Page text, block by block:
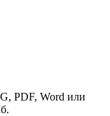
PDF, Word или